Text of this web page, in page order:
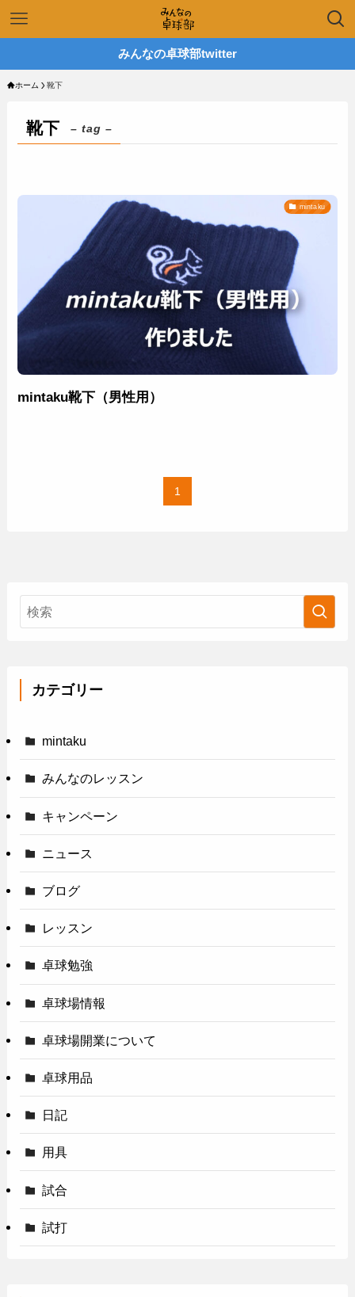
みんなの卓球部twitter
ホーム 靴下
靴下 – tag –
mintaku
mintaku靴下（男性用）
1
カテゴリー
mintaku
みんなのレッスン
キャンペーン
ニュース
ブログ
レッスン
卓球勉強
卓球場情報
卓球場開業について
卓球用品
日記
用具
試合
試打